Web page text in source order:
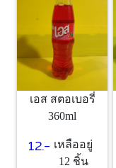
เอส สตอเบอรี่
360ml
12.- เหลืออยู่
12 ชิ้น